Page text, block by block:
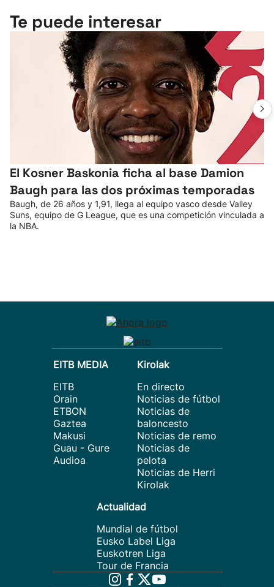
Te puede interesar
El Kosner Baskonia ficha al base Damion
Baugh para las dos próximas temporadas
Baugh, de 26 años y 1,91, llega al equipo vasco desde Valley
Suns, equipo de G League, que es una competición vinculada a
la NBA.
EITB MEDIA
EITB
Orain
ETBON
Gaztea
Makusi
Guau - Gure
Audioa
Kirolak
En directo
Noticias de fútbol
Noticias de
baloncesto
Noticias de remo
Noticias de
pelota
Noticias de Herri
Kirolak
Actualidad
Mundial de fútbol
Eusko Label Liga
Euskotren Liga
Tour de Francia